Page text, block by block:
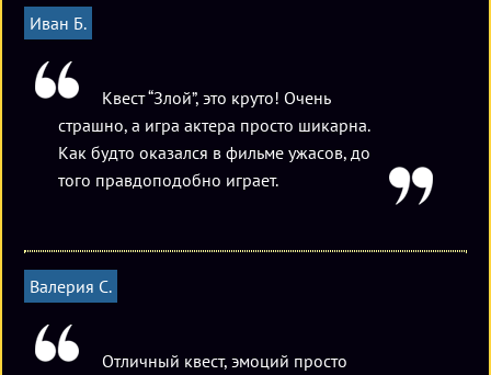
Иван Б.
Квест “Злой”, это круто! Очень
страшно, а игра актера просто шикарна.
Как будто оказался в фильме ужасов, до
того правдоподобно играет.
Валерия С.
Отличный квест, эмоций просто